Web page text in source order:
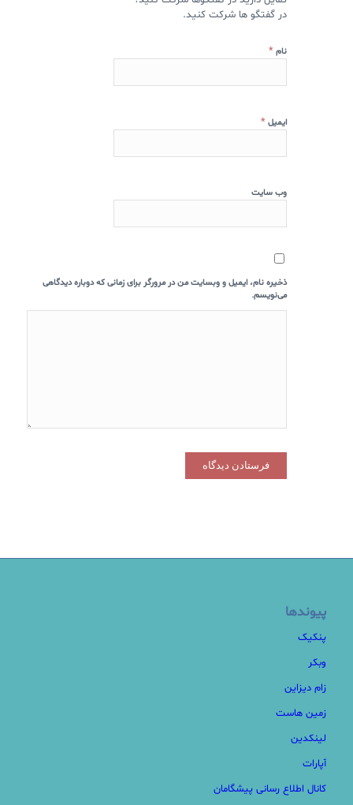
در گفتگو ها شرکت کنید.
نام *
ایمیل *
وب‌ سایت
ذخیره نام، ایمیل و وبسایت من در مرورگر برای زمانی که دوباره دیدگاهی
می‌نویسم.
پیوندها
پنکیک
وبکر
زام دیزاین
زمین هاست
لینکدین
آپارات
کانال اطلاع رسانی پیشگامان